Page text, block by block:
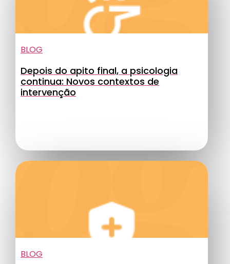
BLOG
Depois do apito final, a psicologia
continua: Novos contextos de
intervenção
BLOG